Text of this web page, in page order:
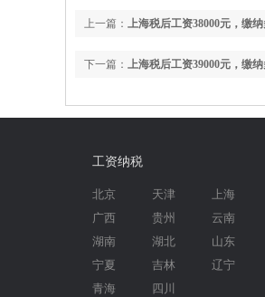
上一篇： 上海税后工资38000元，缴
下一篇： 上海税后工资39000元，缴
工资纳税
北京 天津 上海
广西
贵州 云南
湖南
湖北 山东
宁夏
吉林 辽宁
青海
四川